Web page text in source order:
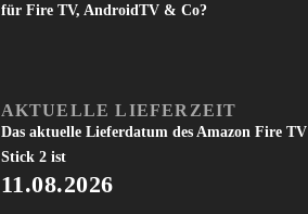
für Fire TV, AndroidTV & Co?
AKTUELLE LIEFERZEIT
Das aktuelle Lieferdatum des Amazon Fire TV
Stick 2 ist
11.08.2026